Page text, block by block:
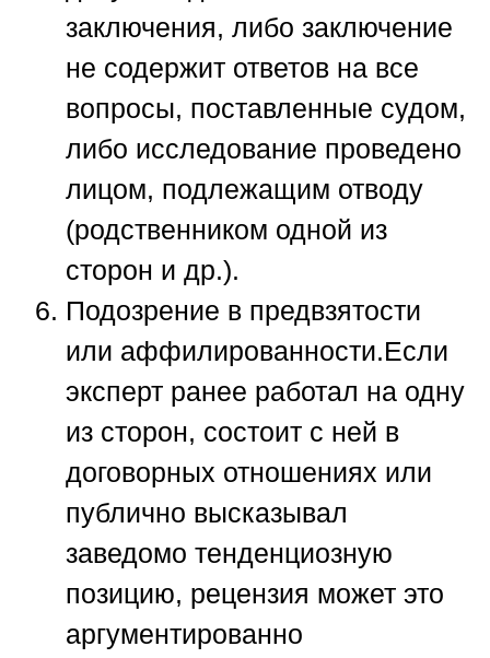
заключения, либо заключение
не содержит ответов на все
вопросы, поставленные судом,
либо исследование проведено
лицом, подлежащим отводу
(родственником одной из
сторон и др.).
Подозрение в предвзятости
или аффилированности.Если
эксперт ранее работал на одну
из сторон, состоит с ней в
договорных отношениях или
публично высказывал
заведомо тенденциозную
позицию, рецензия может это
аргументированно